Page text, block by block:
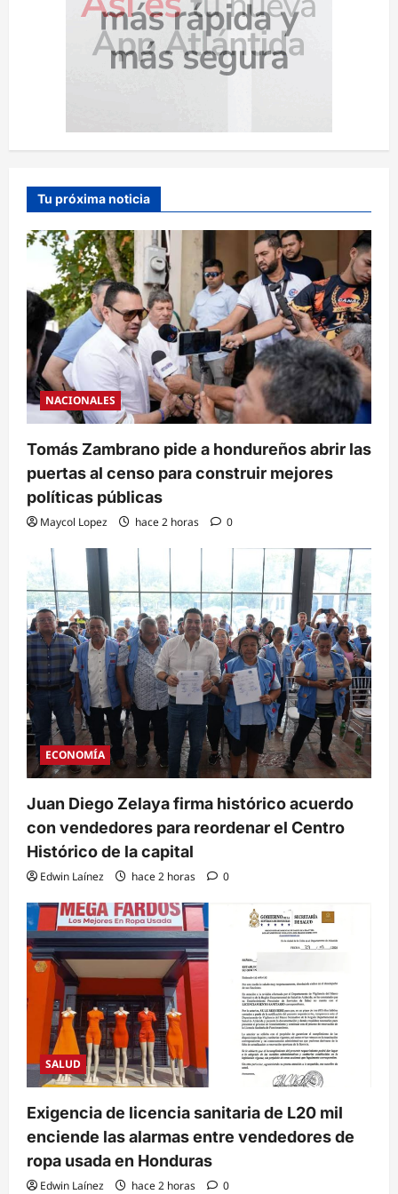
Tu próxima noticia
NACIONALES
Tomás Zambrano pide a hondureños abrir las
puertas al censo para construir mejores
políticas públicas
Maycol Lopez hace 2 horas 0
ECONOMÍA
Juan Diego Zelaya firma histórico acuerdo
con vendedores para reordenar el Centro
Histórico de la capital
Edwin Laínez hace 2 horas 0
SALUD
Exigencia de licencia sanitaria de L20 mil
enciende las alarmas entre vendedores de
ropa usada en Honduras
Edwin Laínez hace 2 horas 0